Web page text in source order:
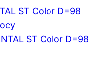
ST Color D=98